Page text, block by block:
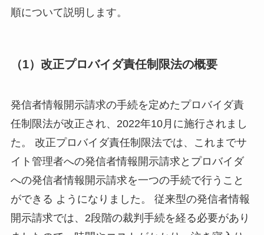
順について説明します。
（1）改正プロバイダ責任制限法の概要
発信者情報開示請求の手続を定めたプロバイダ責
任制限法が改正され、2022年10月に施行されまし
た。 改正プロバイダ責任制限法では、これまでサ
イト管理者への発信者情報開示請求とプロバイダ
への発信者情報開示請求を一つの手続で行うこと
ができる ようになりました。 従来型の発信者情報
開示請求では、2段階の裁判手続を経る必要があり